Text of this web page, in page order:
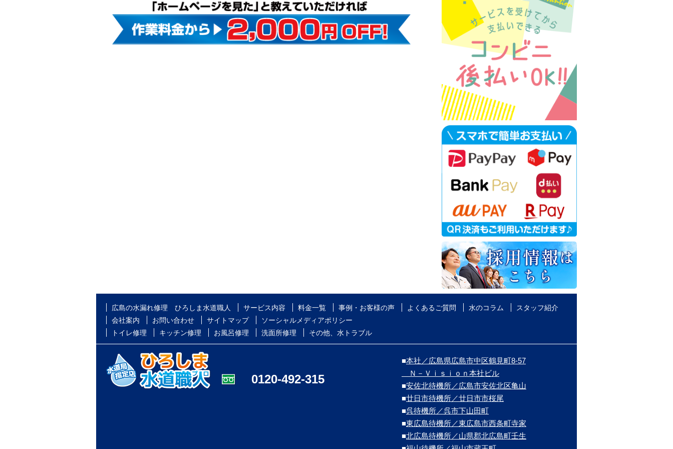
広島の水漏れ修理 ひろしま水道職人 サービス内容 料金一覧 事例・お客様の声 よくあるご質問 水のコラム
スタッフ紹介
会社案内
お問い合わせ サイトマップ
ソーシャルメディアポリシー
トイレ修理
キッチン修理 お風呂修理 洗面所修理 その他、水トラブル
0120-492-315
■本社／広島県広島市中区鶴見町8-57
Ｎ－Ｖｉｓｉｏｎ本社ビル
■安佐北待機所／広島市安佐北区亀山
■廿日市待機所／廿日市市桜尾
■呉待機所／呉市下山田町
■東広島待機所／東広島市西条町寺家
■北広島待機所／山県郡北広島町壬生